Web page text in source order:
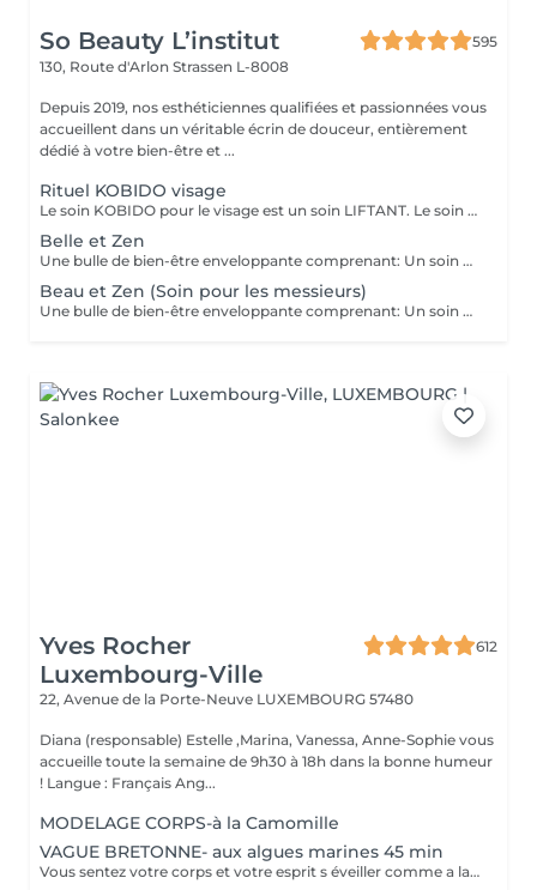
So Beauty L’institut
595
130, Route d'Arlon Strassen L-8008
Depuis 2019, nos esthéticiennes qualifiées et passionnées vous
accueillent dans un véritable écrin de douceur, entièrement
dédié à votre bien-être et ...
Rituel KOBIDO visage
Le soin KOBIDO pour le visage est un soin LIFTANT. Le soin dure 1h15, et vous permettra de lifter complètement votre visage. Il est idéal de venir démaquillé pour commencer ce rituel. La praticienne commencera par un enchaînement de serviettes chaudes, puis viendra stimuler les cellules avec un instrument le RIDOKI. Suivi d'un massage doux avec des techniques de massage spécifiques au Kobido. Puis elle effectura des points de pressions sur les méridiens, pour terminer avec un passage au ROULEAU DE JADE. Laissez-vous porter par ce rituel anti-âge d'exeption à la fois relaxant et liftant.
Belle et Zen
Une bulle de bien-être enveloppante comprenant: Un soin du visage nettoyant et hydratant d'une durée de 60 minutes. (Démaquillage, gommage, extraction des comédons, massage visage, masque et crème de soin) Une manucure ( Limage, la pousse et coupe des cuticules, gommage et massage avec crème de soin. Base transparente comprise si souhaitée) Un massage relaxant des pieds ou des mains d'une durée de 20 minutes
Beau et Zen (Soin pour les messieurs)
Une bulle de bien-être enveloppante comprenant: Un soin visage éclat d'une durée de 50 minutes adapté à votre type de peau (Nettoyage, gommage, extraction des comédons, massage visage, masque et crème de soin) Un massage relaxant du dos d'une durée de 20 minutes. Une manucure ( Limage, la pousse et coupe des cuticules, gommage et massage avec crème de soin)
Yves Rocher
Luxembourg-Ville
612
22, Avenue de la Porte-Neuve LUXEMBOURG 57480
Diana (responsable) Estelle ,Marina, Vanessa, Anne-Sophie vous
accueille toute la semaine de 9h30 à 18h dans la bonne humeur
! Langue : Français Ang...
MODELAGE CORPS-à la Camomille
VAGUE BRETONNE- aux algues marines 45 min
Vous sentez votre corps et votre esprit s éveiller comme a la suite d un bain dans l OCEAN. Vous vous tonicité et leur confort. sentez légère et revitalisée. Vos jambes retrouvent leur tonicité et leur confort